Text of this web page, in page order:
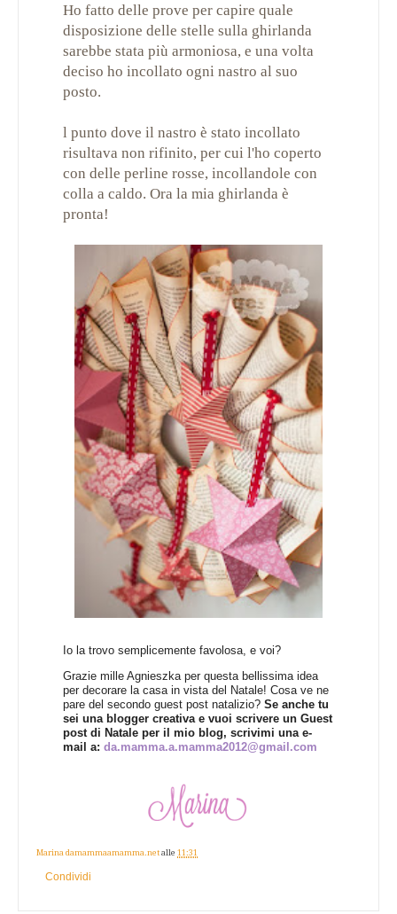
Ho fatto delle prove per capire quale
disposizione delle stelle sulla ghirlanda
sarebbe stata più armoniosa, e una volta
deciso ho incollato ogni nastro al suo
posto.
l punto dove il nastro è stato incollato
risultava non rifinito, per cui l'ho coperto
con delle perline rosse, incollandole con
colla a caldo. Ora la mia ghirlanda è
pronta!
Io la trovo semplicemente favolosa, e voi?
Grazie mille Agnieszka per questa bellissima idea
per decorare la casa in vista del Natale! Cosa ve ne
pare del secondo guest post natalizio? Se anche tu
sei una blogger creativa e vuoi scrivere un Guest
post di Natale per il mio blog, scrivimi una e-
mail a: da.mamma.a.mamma2012@gmail.com
Marina damammaamamma.net alle 11:31
Condividi